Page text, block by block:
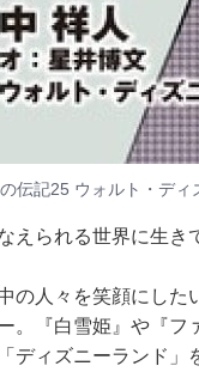
伝記25 ウォルト・ディ
えられる世界に生き
の人々を笑顔にし
。『白雪姫』や『
ディズニーランド」